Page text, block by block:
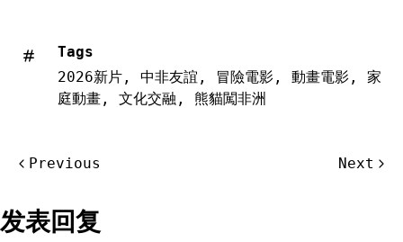
Tags
2026新片 , 中非友誼 , 冒險電影 , 動畫電影 , 家
庭動畫 , 文化交融 , 熊貓闖非洲
航
Previous Next
发表回复